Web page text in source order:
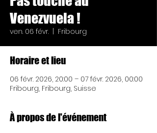
Venezvuela !
ven. 06 févr. Fribourg
Horaire et lieu
06 févr. 2026, 20:00 – 07 févr. 2026, 00:00
Fribourg, Fribourg, Suisse
À propos de l'événement